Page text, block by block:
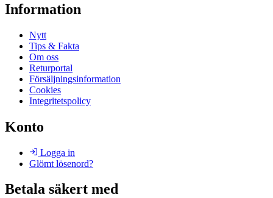
Information
Nytt
Tips & Fakta
Om oss
Returportal
Försäljningsinformation
Cookies
Integritetspolicy
Konto
Logga in
Glömt lösenord?
Betala säkert med